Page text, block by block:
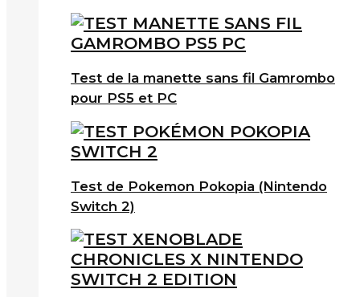
Test de la manette sans fil Gamrombo
pour PS5 et PC
Test de Pokemon Pokopia (Nintendo
Switch 2)